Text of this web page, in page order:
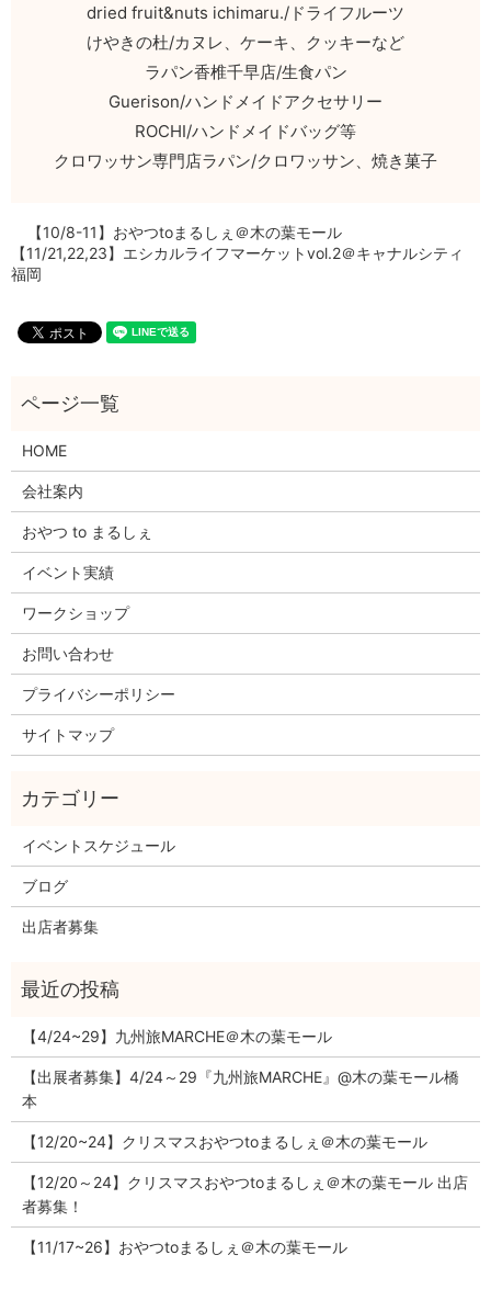
dried fruit&nuts ichimaru./ドライフルーツ
けやきの杜/カヌレ、ケーキ、クッキーなど
ラパン香椎千早店/生食パン
Guerison/ハンドメイドアクセサリー
ROCHI/ハンドメイドバッグ等
クロワッサン専門店ラパン/クロワッサン、焼き菓子
【10/8-11】おやつtoまるしぇ＠木の葉モール
【11/21,22,23】エシカルライフマーケットvol.2＠キャナルシティ
福岡
HOME
会社案内
おやつ to まるしぇ
イベント実績
ワークショップ
お問い合わせ
プライバシーポリシー
サイトマップ
イベントスケジュール
ブログ
出店者募集
【4/24~29】九州旅MARCHE＠木の葉モール
【出展者募集】4/24～29『九州旅MARCHE』@木の葉モール橋
本
【12/20~24】クリスマスおやつtoまるしぇ＠木の葉モール
【12/20～24】クリスマスおやつtoまるしぇ＠木の葉モール 出店
者募集！
【11/17~26】おやつtoまるしぇ＠木の葉モール